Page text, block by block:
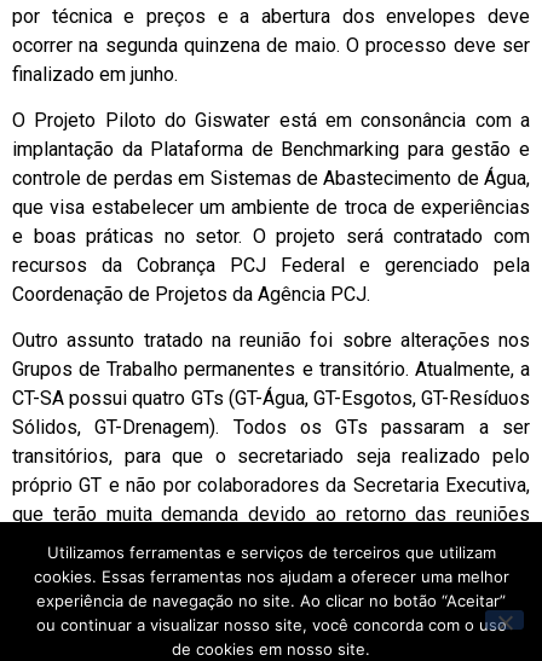
por técnica e preços e a abertura dos envelopes deve
ocorrer na segunda quinzena de maio. O processo deve ser
finalizado em junho.
O Projeto Piloto do Giswater está em consonância com a
implantação da Plataforma de Benchmarking para gestão e
controle de perdas em Sistemas de Abastecimento de Água,
que visa estabelecer um ambiente de troca de experiências
e boas práticas no setor. O projeto será contratado com
recursos da Cobrança PCJ Federal e gerenciado pela
Coordenação de Projetos da Agência PCJ.
Outro assunto tratado na reunião foi sobre alterações nos
Grupos de Trabalho permanentes e transitório. Atualmente, a
CT-SA possui quatro GTs (GT-Água, GT-Esgotos, GT-Resíduos
Sólidos, GT-Drenagem). Todos os GTs passaram a ser
transitórios, para que o secretariado seja realizado pelo
próprio GT e não por colaboradores da Secretaria Executiva,
que terão muita demanda devido ao retorno das reuniões
presenciais no segundo semestre. Em casos específicos,
quando um GT planejar fazer um evento, a partir dessa
demanda o GT pode solicitar apoio à Secretaria Executiva. A
proposta foi aprovada por todos os participantes.
Utilizamos ferramentas e serviços de terceiros que utilizam
cookies. Essas ferramentas nos ajudam a oferecer uma melhor
experiência de navegação no site. Ao clicar no botão “Aceitar”
ou continuar a visualizar nosso site, você concorda com o uso
de cookies em nosso site.